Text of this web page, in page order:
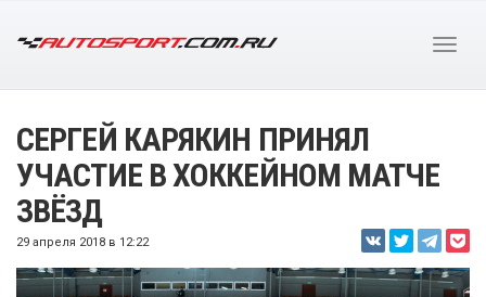
СЕРГЕЙ КАРЯКИН ПРИНЯЛ
УЧАСТИЕ В ХОККЕЙНОМ МАТЧЕ
ЗВЁЗД
29 апреля 2018 в 12:22